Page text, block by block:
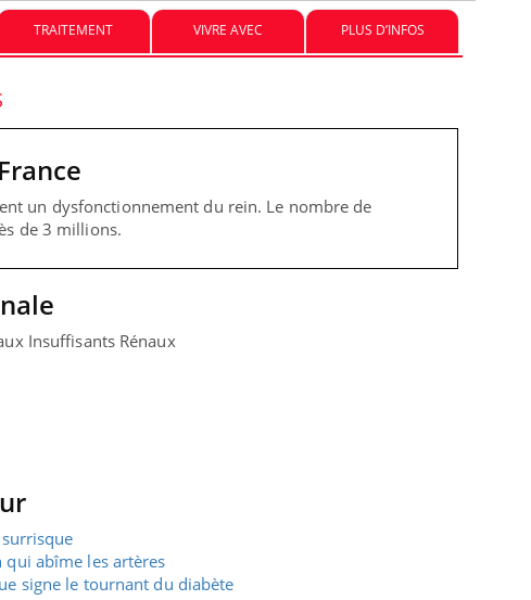
TRAITEMENT VIVRE AVEC PLUS D’INFOS
un dysfonctionnement du rein. Le nombre de
de 3 millions.
Insuffisants Rénaux
abîme les artères
signe le tournant du diabète
des Mains :
sont faciles à aborder...
côté, poser des questions
carence en fer sont multiples ce qui la rend